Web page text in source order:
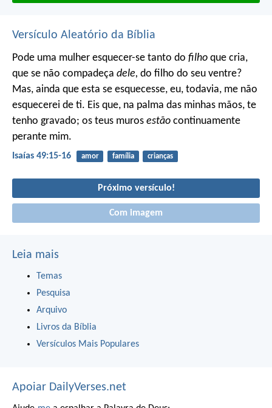
Versículo Aleatório da Bíblia
Pode uma mulher esquecer-se tanto do filho que cria,
que se não compadeça dele, do filho do seu ventre?
Mas, ainda que esta se esquecesse, eu, todavia, me não
esquecerei de ti. Eis que, na palma das minhas mãos, te
tenho gravado; os teus muros estão continuamente
perante mim.
Isaías 49:15-16 amor família crianças
Próximo versículo!
Com imagem
Leia mais
Temas
Pesquisa
Arquivo
Livros da Bíblia
Versículos Mais Populares
Apoiar DailyVerses.net